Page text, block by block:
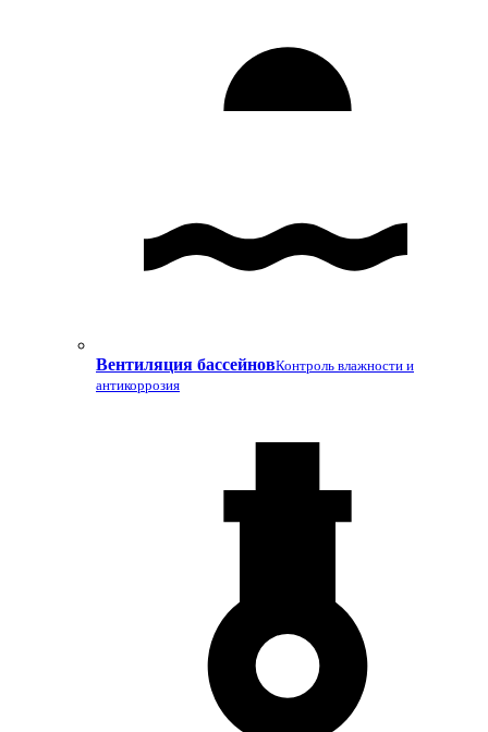
Вентиляция бассейновКонтроль влажности и
антикоррозия